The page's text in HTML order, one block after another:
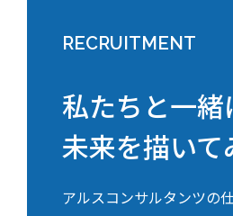
RECRUITMENT
私たちと一緒
未来を描いて
アルスコンサルタンツの